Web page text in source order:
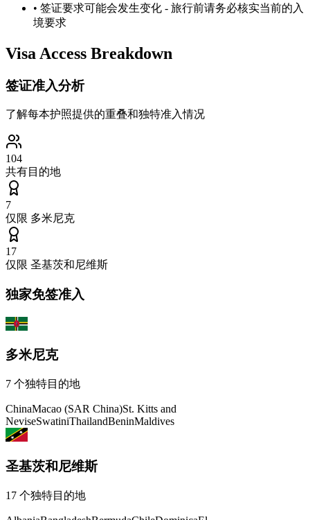
• 签证要求可能会发生变化 - 旅行前请务必核实当前的入
境要求
Visa Access Breakdown
签证准入分析
了解每本护照提供的重叠和独特准入情况
104
共有目的地
7
仅限 多米尼克
17
仅限 圣基茨和尼维斯
独家免签准入
多米尼克
7 个独特目的地
ChinaMacao (SAR China)St. Kitts and
NeviseSwatiniThailandBeninMaldives
圣基茨和尼维斯
17 个独特目的地